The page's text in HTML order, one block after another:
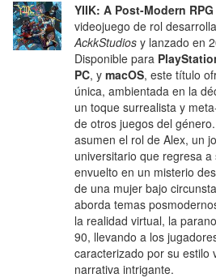
YIIK: A Post-Modern RPG
videojuego de rol
AckkStudios y lanzado en
Disponible para
PC, ymacOS, este título
única, ambientada en la
un toque surrealista y
de otros juegos del
asumen el rol de Alex, un
universitario que regresa
envuelto en un misterio
de una mujer bajo
aborda temas
la realidad virtual, la
90, llevando a los
caracterizado por su estilo
narrativa intrigante.